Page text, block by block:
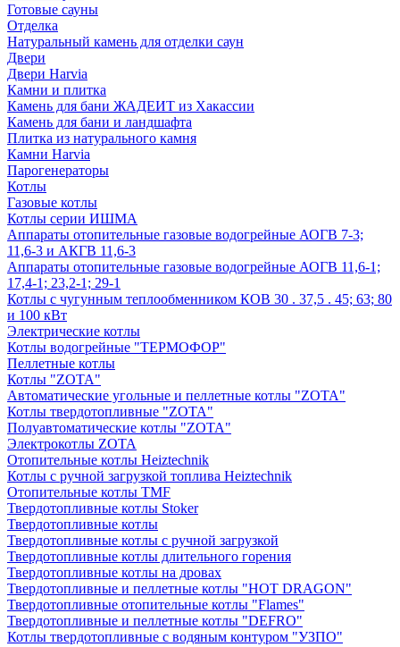
Готовые сауны
Отделка
Натуральный камень для отделки саун
Двери
Двери Harvia
Камни и плитка
Камень для бани ЖАДЕИТ из Хакассии
Камень для бани и ландшафта
Плитка из натурального камня
Камни Harvia
Парогенераторы
Котлы
Газовые котлы
Котлы серии ИШМА
Аппараты отопительные газовые водогрейные АОГВ 7-3;
11,6-3 и АКГВ 11,6-3
Аппараты отопительные газовые водогрейные АОГВ 11,6-1;
17,4-1; 23,2-1; 29-1
Котлы с чугунным теплообменником КОВ 30 . 37,5 . 45; 63; 80
и 100 кВт
Электрические котлы
Котлы водогрейные "ТЕРМОФОР"
Пеллетные котлы
Котлы "ZOTA"
Автоматические угольные и пеллетные котлы "ZOTA"
Котлы твердотопливные "ZOTA"
Полуавтоматические котлы "ZOTA"
Электрокотлы ZOTA
Отопительные котлы Heiztechnik
Котлы с ручной загрузкой топлива Heiztechnik
Отопительные котлы TMF
Твердотопливные котлы Stoker
Твердотопливные котлы
Твердотопливные котлы с ручной загрузкой
Твердотопливные котлы длительного горения
Твердотопливные котлы на дровах
Твердотопливные и пеллетные котлы "HOT DRAGON"
Твердотопливные отопительные котлы "Flames"
Твердотопливные и пеллетные котлы "DEFRO"
Котлы твердотопливные с водяным контуром "УЗПО"